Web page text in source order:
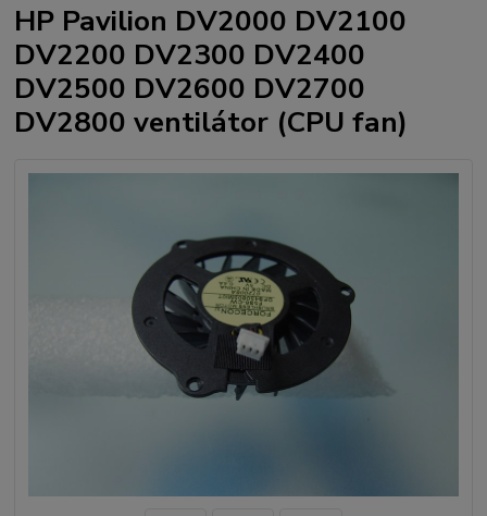
HP Pavilion DV2000 DV2100
DV2200 DV2300 DV2400
DV2500 DV2600 DV2700
DV2800 ventilátor (CPU fan)